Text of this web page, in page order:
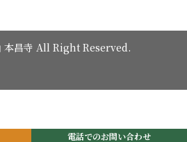
電話でのお問い合わせ
本昌寺 All Right Reserved.